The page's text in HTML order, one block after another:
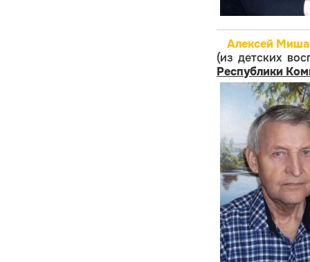
Алексей
(из детских
Республики